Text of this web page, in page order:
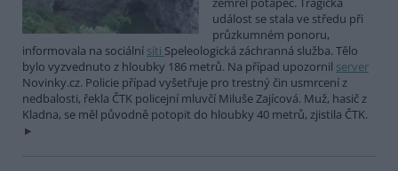
událost se stala ve středu při
průzkumném ponoru,
informovala na sociální síti Speleologická záchranná služba. Tělo
bylo vyzvednuto z hloubky 186 metrů. Na případ upozornil server
Novinky.cz. Policie případ vyšetřuje pro trestný čin usmrcení z
nedbalosti, řekla ČTK policejní mluvčí Miluše Zajícová. Muž, hasič z
Kladna, se měl původně potopit do hloubky 40 metrů, zjistila ČTK.